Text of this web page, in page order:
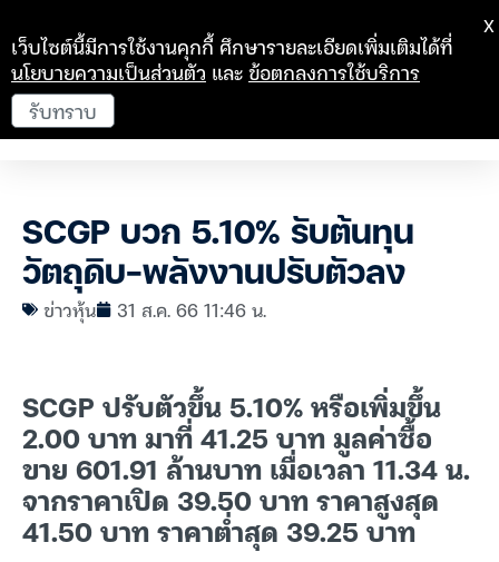
SCGP บวก 5.10% รับต้นทุน
วัตถุดิบ-พลังงานปรับตัวลง
ข่าวหุ้น 31 ส.ค. 66 11:46 น.
SCGP ปรับตัวขึ้น 5.10% หรือเพิ่มขึ้น
2.00 บาท มาที่ 41.25 บาท มูลค่าซื้อ
ขาย 601.91 ล้านบาท เมื่อเวลา 11.34 น.
จากราคาเปิด 39.50 บาท ราคาสูงสุด
41.50 บาท ราคาต่ำสุด 39.25 บาท
เว็บไซต์นี้มีการใช้งานคุกกี้ ศึกษารายละเอียดเพิ่มเติมได้ที่
นโยบายความเป็นส่วนตัว และข้อตกลงการใช้บริการ
รับทราบ
X